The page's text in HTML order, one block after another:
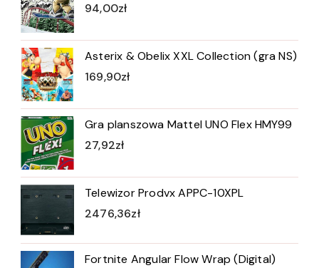
94,00zł
Asterix & Obelix XXL Collection (gra NS)
169,90zł
Gra planszowa Mattel UNO Flex HMY99
27,92zł
Telewizor Prodvx APPC-10XPL
2476,36zł
Fortnite Angular Flow Wrap (Digital)